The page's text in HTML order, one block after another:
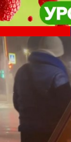
Происшествия
Происшествия
по